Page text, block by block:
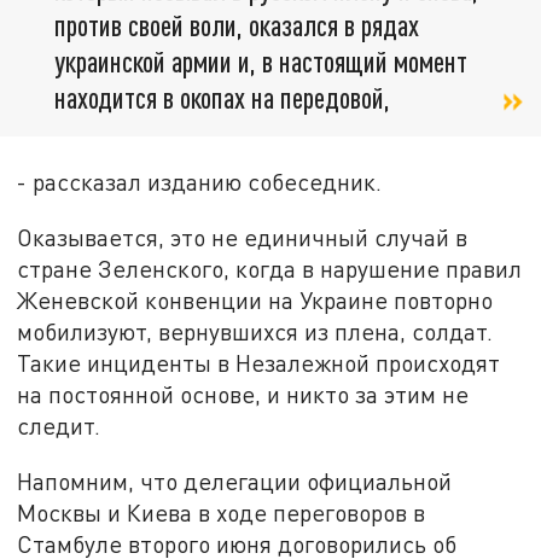
против своей воли, оказался в рядах
украинской армии и, в настоящий момент
находится в окопах на передовой,
- рассказал изданию собеседник.
Оказывается, это не единичный случай в
стране Зеленского, когда в нарушение правил
Женевской конвенции на Украине повторно
мобилизуют, вернувшихся из плена, солдат.
Такие инциденты в Незалежной происходят
на постоянной основе, и никто за этим не
следит.
Напомним, что делегации официальной
Москвы и Киева в ходе переговоров в
Стамбуле второго июня договорились об